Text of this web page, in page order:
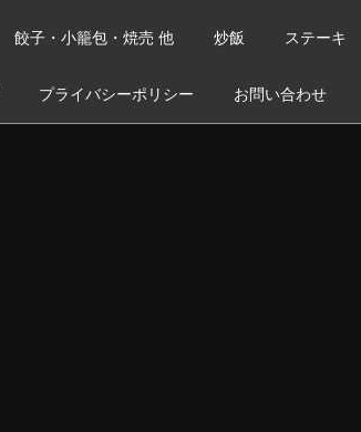
餃子・小籠包・焼売 他 炒飯 ステーキ
プライバシーポリシー お問い合わせ